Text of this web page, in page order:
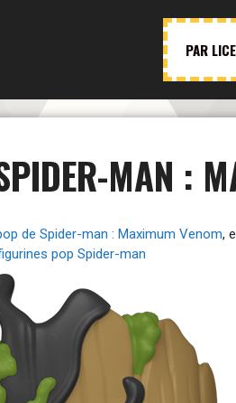
PAR
MAN :
de Spider-man : Maximum Venom,
pop Spider-man